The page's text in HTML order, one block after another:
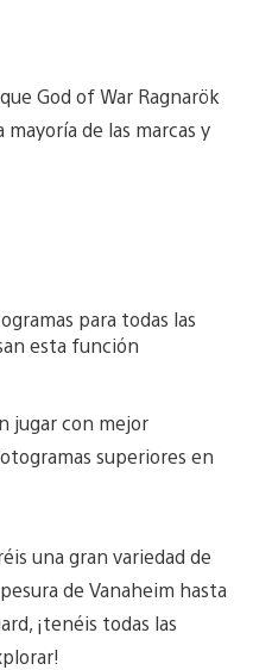
God of War Ragnarök
de las marcas y
para todas las
esta función
jugar con mejor
superiores en
una gran variedad de
de Vanaheim hasta
¡tenéis todas las